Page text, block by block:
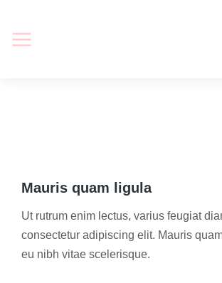
Mauris quam ligula
Ut rutrum enim lectus, varius feugiat
consectetur adipiscing elit. Mauris
eu nibh vitae scelerisque.